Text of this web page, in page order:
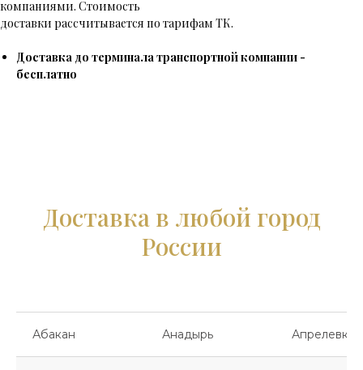
компаниями. Стоимость
доставки рассчитывается по тарифам ТК.
Доставка до терминала транспортной компании -
бесплатно
Доставка в любой город
России
Абакан Анадырь Апрелевка